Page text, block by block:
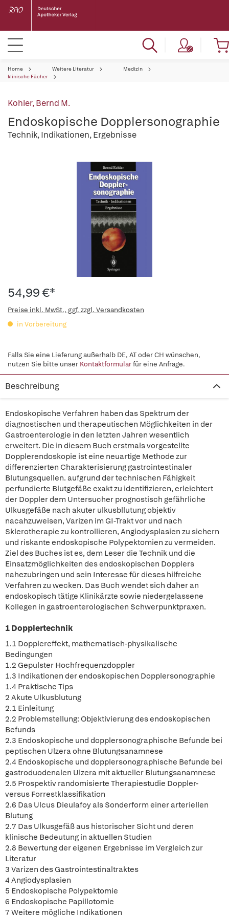
Home Weitere Literatur
Medizin
klinische Fächer
Kohler, Bernd M.
Endoskopische Dopplersonographie
Technik, Indikationen, Ergebnisse
54,99 €*
Preise inkl. MwSt., ggf. zzgl. Versandkosten
in Vorbereitung
Falls Sie eine Lieferung außerhalb DE, AT oder CH wünschen,
nutzen Sie bitte unser Kontaktformularfür eine Anfrage.
Beschreibung
Endoskopische Verfahren haben das Spektrum der
diagnostischen und therapeutischen Möglichkeiten in der
Gastroenterologie in den letzten Jahren wesentlich
erweitert. Die in diesem Buch erstmals vorgestellte
Dopplerendoskopie ist eine neuartige Methode zur
differenzierten Charakterisierung gastrointestinaler
Blutungsquellen. aufgrund der technischen Fähigkeit
perfundierte Blutgefäße exakt zu identifizieren, erleichtert
der Doppler dem Untersucher prognostisch gefährliche
Ulkusgefäße nach akuter ulkusbllutung objektiv
nacahzuweisen, Varizen im GI-Trakt vor und nach
Sklerotherapie zu kontrollieren, Angiodysplasien zu sichern
und riskante endoskopische Polypektomien zu vermeiden.
Ziel des Buches ist es, dem Leser die Technik und die
Einsatzmöglichkeiten des endoskopischen Dopplers
nahezubringen und sein Interesse für dieses hilfreiche
Verfahren zu wecken. Das Buch wendet sich daher an
endoskopisch tätige Klinikärzte sowie niedergelassene
Kollegen in gastroenterologischen Schwerpunktpraxen.
1 Dopplertechnik
1.1 Dopplereffekt, mathematisch-physikalische
Bedingungen
1.2 Gepulster Hochfrequenzdoppler
1.3 Indikationen der endoskopischen Dopplersonographie
1.4 Praktische Tips
2 Akute Ulkusblutung
2.1 Einleitung
2.2 Problemstellung: Objektivierung des endoskopischen
Befunds
2.3 Endoskopische und dopplersonographische Befunde bei
peptischen Ulzera ohne Blutungsanamnese
2.4 Endoskopische und dopplersonographische Befunde bei
gastroduodenalen Ulzera mit aktueller Blutungsanamnese
2.5 Prospektiv randomisierte Therapiestudie Doppler-
versus Forrestklassifikation
2.6 Das Ulcus Dieulafoy als Sonderform einer arteriellen
Blutung
2.7 Das Ulkusgefäß aus historischer Sicht und deren
klinische Bedeutung in aktuellen Studien
2.8 Bewertung der eigenen Ergebnisse im Vergleich zur
Literatur
3 Varizen des Gastrointestinaltraktes
4 Angiodysplasien
5 Endoskopische Polypektomie
6 Endoskopische Papillotomie
7 Weitere mögliche Indikationen